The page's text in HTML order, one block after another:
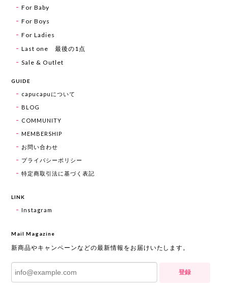
For Baby
For Boys
For Ladies
Last one 最後の1点
Sale & Outlet
GUIDE
capucapuについて
BLOG
COMMUNITY
MEMBERSHIP
お問い合わせ
プライバシーポリシー
特定商取引法に基づく表記
LINK
Instagram
Mail Magazine
新商品やキャンペーンなどの最新情報をお届けいたします。
登録